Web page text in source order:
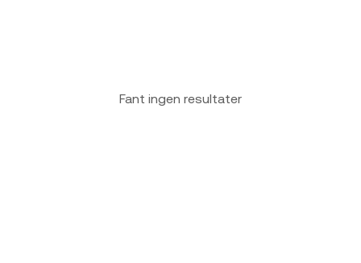
Fant ingen resultater